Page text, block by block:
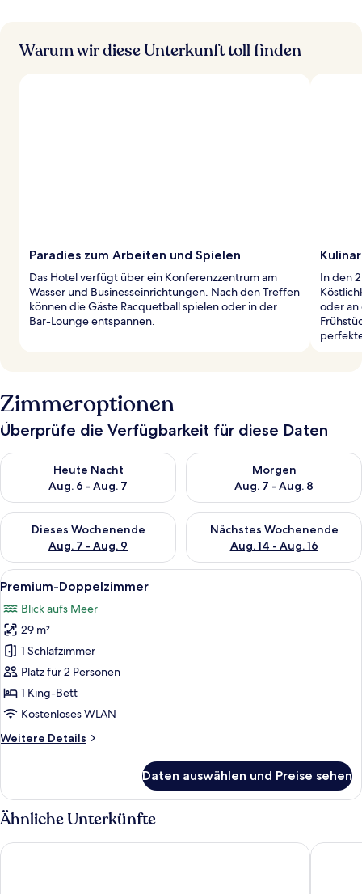
Warum wir diese Unterkunft toll finden
Paradies zum Arbeiten und Spielen
Das Hotel verfügt über ein Konferenzzentrum am
Wasser und Businesseinrichtungen. Nach den Treffen
können die Gäste Racquetball spielen oder in der
Bar-Lounge entspannen.
In den
oder an
Zimmeroptionen
Überprüfe die Verfügbarkeit für diese Daten
Heute Nacht
Aug. 6 - Aug. 7
Überprüfe die Verfügbarkeit für heute Nacht, Aug. 6 - Aug. 7.
Morgen
Aug. 7 - Aug. 8
Überprüfe die Verfügbarkeit
Dieses Wochenende
Aug. 7 - Aug. 9
Überprüfe die Verfügbarkeit für dieses Wochenende, Aug. 7
Nächstes Wochenende
Aug. 14 - Aug. 16
Überprüfe die Verfügbarkeit
Alle
Fotos
für
Premium-
Doppelzimmer
anzeigen
Ein Schlafzimmer mit Bett,
5
Premium-Doppelzimmer
Blick aufs Meer
29 m²
1 Schlafzimmer
Platz für 2 Personen
1 King-Bett
Kostenloses WLAN
Weitere Details
Weitere
Doppelzimmer
Daten auswählen und Preise sehen
Ähnliche Unterkünfte
NH Zandvoort